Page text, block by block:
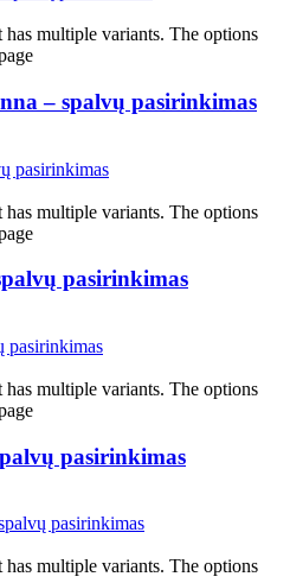
has multiple variants. The options
– spalvų pasirinkimas
has multiple variants. The options
pasirinkimas
has multiple variants. The options
pasirinkimas
has multiple variants. The options